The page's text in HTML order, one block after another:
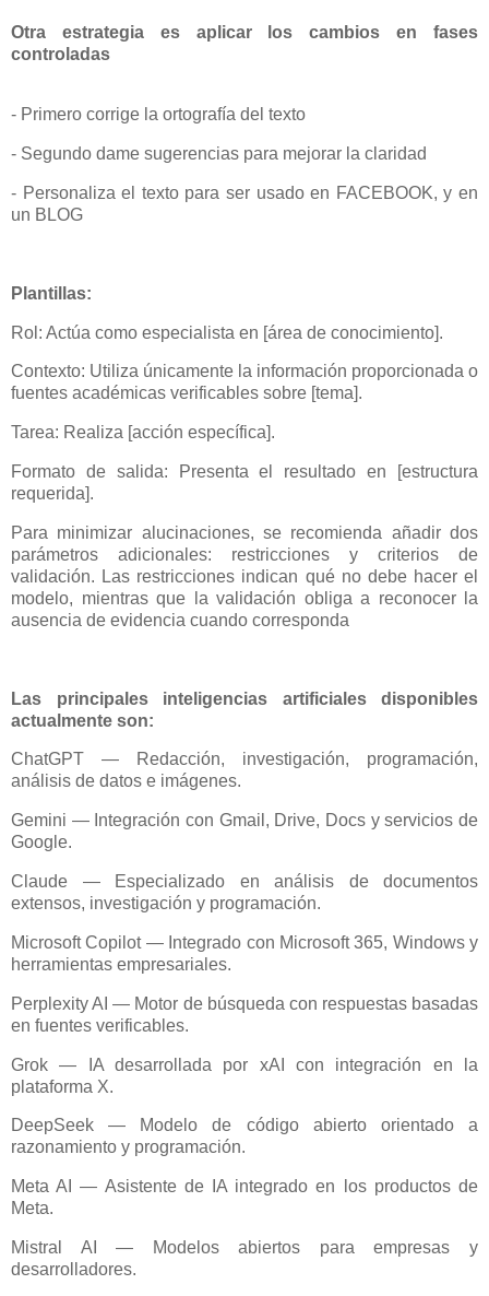
Otra estrategia es aplicar los cambios en fases
controladas
- Primero corrige la ortografía del texto
- Segundo dame sugerencias para mejorar la claridad
- Personaliza el texto para ser usado en FACEBOOK, y en
un BLOG
Plantillas:
Rol: Actúa como especialista en [área de conocimiento].
Contexto: Utiliza únicamente la información proporcionada o
fuentes académicas verificables sobre [tema].
Tarea: Realiza [acción específica].
Formato de salida: Presenta el resultado en [estructura
requerida].
Para minimizar alucinaciones, se recomienda añadir dos
parámetros adicionales: restricciones y criterios de
validación. Las restricciones indican qué no debe hacer el
modelo, mientras que la validación obliga a reconocer la
ausencia de evidencia cuando corresponda
Las principales inteligencias artificiales disponibles
actualmente son:
ChatGPT — Redacción, investigación, programación,
análisis de datos e imágenes.
Gemini — Integración con Gmail, Drive, Docs y servicios de
Google.
Claude — Especializado en análisis de documentos
extensos, investigación y programación.
Microsoft Copilot — Integrado con Microsoft 365, Windows y
herramientas empresariales.
Perplexity AI — Motor de búsqueda con respuestas basadas
en fuentes verificables.
Grok — IA desarrollada por xAI con integración en la
plataforma X.
DeepSeek — Modelo de código abierto orientado a
razonamiento y programación.
Meta AI — Asistente de IA integrado en los productos de
Meta.
Mistral AI — Modelos abiertos para empresas y
desarrolladores.